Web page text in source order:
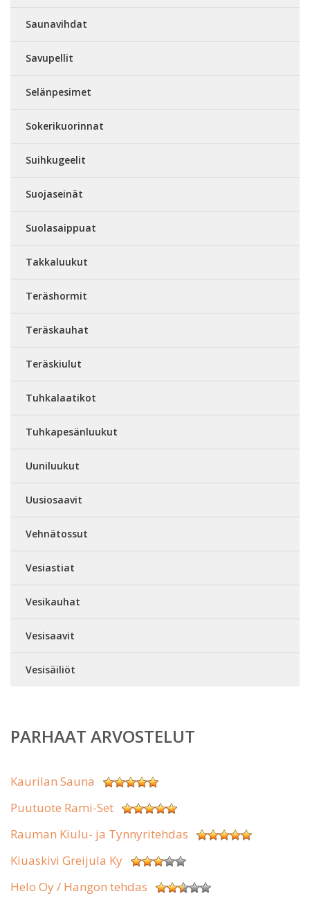
Saunavihdat
Savupellit
Selänpesimet
Sokerikuorinnat
Suihkugeelit
Suojaseinät
Suolasaippuat
Takkaluukut
Teräshormit
Teräskauhat
Teräskiulut
Tuhkalaatikot
Tuhkapesänluukut
Uuniluukut
Uusiosaavit
Vehnätossut
Vesiastiat
Vesikauhat
Vesisaavit
Vesisäiliöt
PARHAAT ARVOSTELUT
Kaurilan Sauna
Puutuote Rami-Set
Rauman Kiulu- ja Tynnyritehdas
Kiuaskivi Greijula Ky
Helo Oy / Hangon tehdas